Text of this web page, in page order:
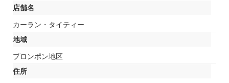
店舗名
カーラン・タイティー
地域
プロンポン地区
住所